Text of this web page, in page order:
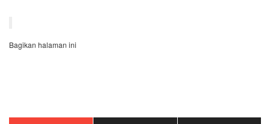
Bagikan halaman ini